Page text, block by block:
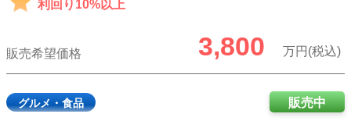
利回り10%以上
販売希望価格 3,800 万円(税込)
グルメ・食品 販売中